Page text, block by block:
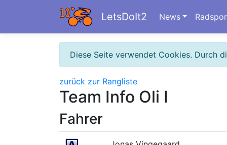
LetsDoIt2 News
Diese Seite verwendet Cookies. Durch
zurück zur Rangliste
Team Info Oli I
Fahrer